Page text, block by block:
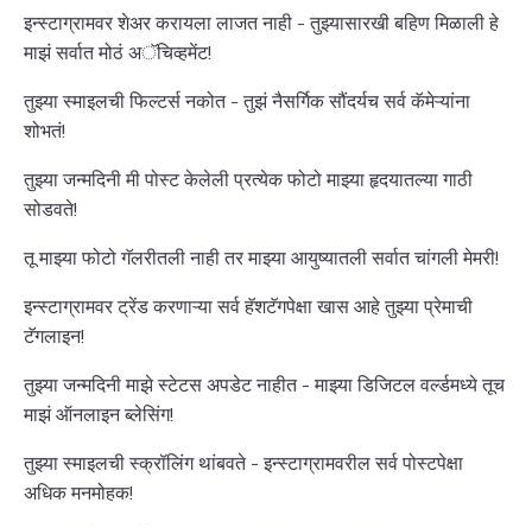
इन्स्टाग्रामवर शेअर करायला लाजत नाही - तुझ्यासारखी बहिण मिळाली हे
माझं सर्वात मोठं अॅचिव्हमेंट!
तुझ्या स्माइलची फिल्टर्स नकोत - तुझं नैसर्गिक सौंदर्यच सर्व कॅमेऱ्यांना
शोभतं!
तुझ्या जन्मदिनी मी पोस्ट केलेली प्रत्येक फोटो माझ्या हृदयातल्या गाठी
सोडवते!
तू माझ्या फोटो गॅलरीतली नाही तर माझ्या आयुष्यातली सर्वात चांगली मेमरी!
इन्स्टाग्रामवर ट्रेंड करणाऱ्या सर्व हॅशटॅगपेक्षा खास आहे तुझ्या प्रेमाची
टॅगलाइन!
तुझ्या जन्मदिनी माझे स्टेटस अपडेट नाहीत - माझ्या डिजिटल वर्ल्डमध्ये तूच
माझं ऑनलाइन ब्लेसिंग!
तुझ्या स्माइलची स्क्रॉलिंग थांबवते - इन्स्टाग्रामवरील सर्व पोस्टपेक्षा
अधिक मनमोहक!